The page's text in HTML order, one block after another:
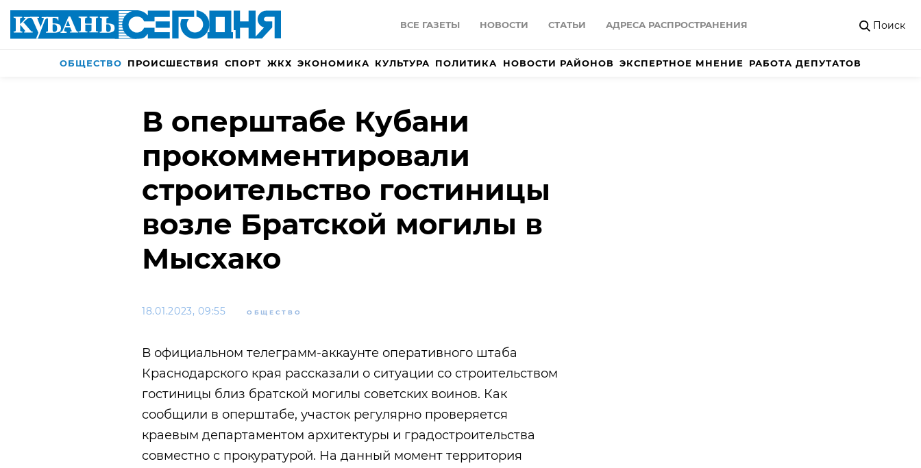
ВСЕ ГАЗЕТЫ НОВОСТИ СТАТЬИ АДРЕСА РАСПРОСТРАНЕНИЯ Поиск
ОБЩЕСТВО ПРОИСШЕСТВИЯ СПОРТ ЖКХ ЭКОНОМИКА КУЛЬТУРА ПОЛИТИКА НОВОСТИ РАЙОНОВ ЭКСПЕРТНОЕ МНЕНИЕ РАБОТА ДЕПУТАТОВ
В оперштабе Кубани
прокомментировали
строительство гостиницы
возле Братской могилы в
Мысхако
18.01.2023, 09:55 ОБЩЕСТВО
В официальном телеграмм-аккаунте оперативного штаба
Краснодарского края рассказали о ситуации со строительством
гостиницы близ братской могилы советских воинов. Как
сообщили в оперштабе, участок регулярно проверяется
краевым департаментом архитектуры и градостроительства
совместно с прокуратурой. На данный момент территория